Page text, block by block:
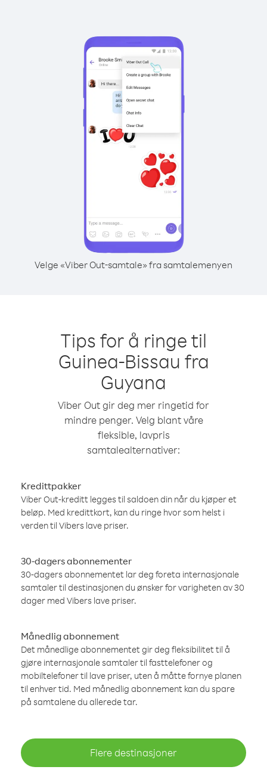
Velge «Viber Out-samtale» fra samtalemenyen
Tips for å ringe til
Guinea-Bissau fra
Guyana
Viber Out gir deg mer ringetid for
mindre penger. Velg blant våre
fleksible, lavpris
samtalealternativer:
Kredittpakker
Viber Out-kreditt legges til saldoen din når du kjøper et
beløp. Med kredittkort, kan du ringe hvor som helst i
verden til Vibers lave priser.
30-dagers abonnementer
30-dagers abonnementet lar deg foreta internasjonale
samtaler til destinasjonen du ønsker for varigheten av 30
dager med Vibers lave priser.
Månedlig abonnement
Det månedlige abonnementet gir deg fleksibilitet til å
gjøre internasjonale samtaler til fasttelefoner og
mobiltelefoner til lave priser, uten å måtte fornye planen
til enhver tid. Med månedlig abonnement kan du spare
på samtalene du allerede tar.
Flere destinasjoner